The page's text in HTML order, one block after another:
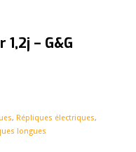
1,2j – G&G
, Répliques électriques,
longues